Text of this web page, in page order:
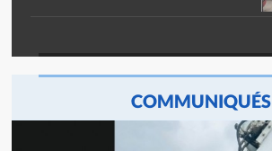
COMMUNIQUÉS